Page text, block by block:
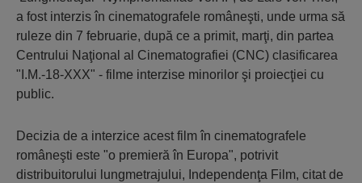
a fost interzis în cinematografele româneşti, unde urma să
ruleze din 7 februarie, după ce a primit, marţi, din partea
Centrului Naţional al Cinematografiei (CNC) clasificarea
"I.M.-18-XXX" - filme interzise minorilor şi proiecţiei cu
public.
Decizia de a interzice acest film în cinematografele
româneşti este "o premieră în Europa", potrivit
distribuitorului lungmetrajului, Independenţa Film, citat de